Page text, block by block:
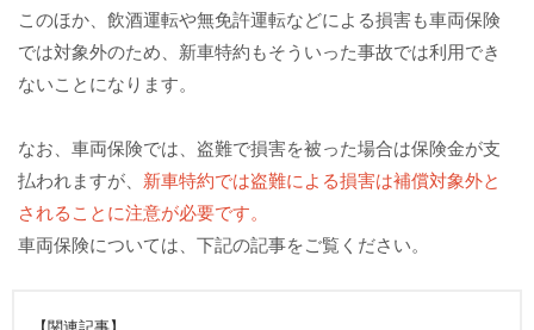
このほか、飲酒運転や無免許運転などによる損害も車両保険
では対象外のため、新車特約もそういった事故では利用でき
ないことになります。
なお、車両保険では、盗難で損害を被った場合は保険金が支
払われますが、 新車特約では盗難による損害は補償対象外と
されることに注意が必要です。
車両保険については、下記の記事をご覧ください。